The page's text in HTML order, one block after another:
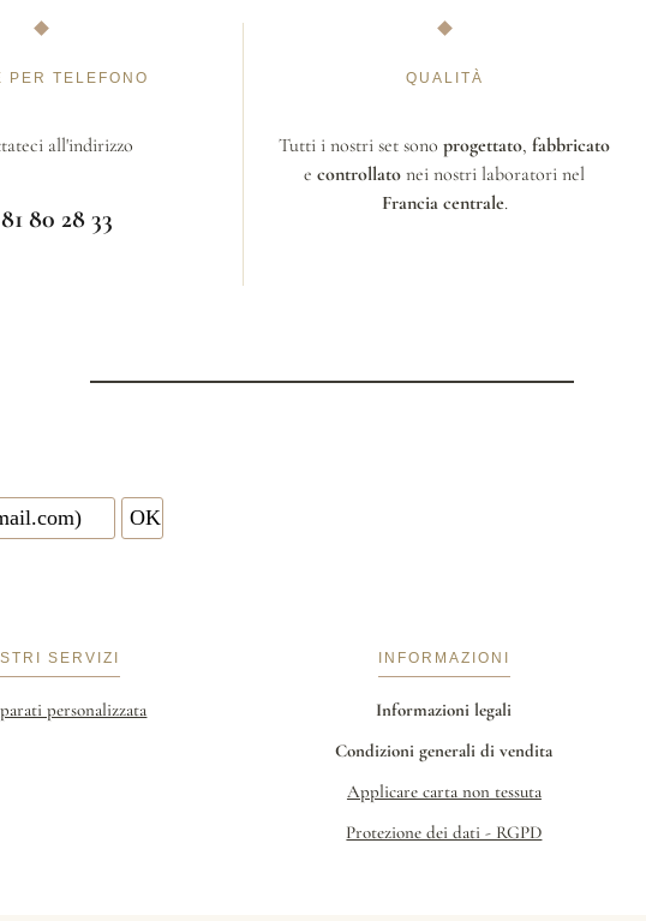
PER TELEFONO
all'indirizzo
80 28 33
QUALITÀ
Tutti i nostri set sonoprogettato,fabbricato
econtrollato nei nostri laboratori nel
Francia centrale.
SERVIZI
personalizzata
INFORMAZIONI
Informazioni legali
Condizioni generali di vendita
Applicare carta non tessuta
Protezione dei dati - RGPD